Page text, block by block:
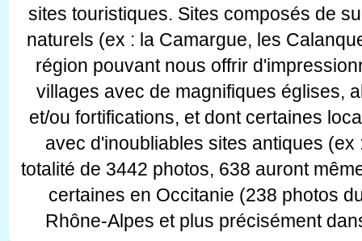
sites touristiques. Sites composés de
naturels (ex : la Camargue, les
région pouvant nous offrir
villages avec de magnifiques églises,
et/ou fortifications, et dont certaines
avec d'inoubliables sites antiques
totalité de 3442 photos, 638 auront
certaines en Occitanie (238 photos
Rhône-Alpes et plus précisément